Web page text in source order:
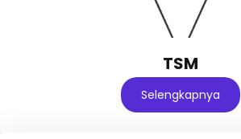
TSM
Selengkapnya